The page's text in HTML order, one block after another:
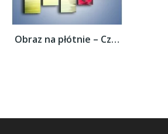
Obraz na płótnie – Czerwony sen o kwiatach...